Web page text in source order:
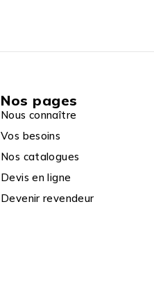
Nos pages
Nous connaître
Vos besoins
Nos catalogues
Devis en ligne
Devenir revendeur